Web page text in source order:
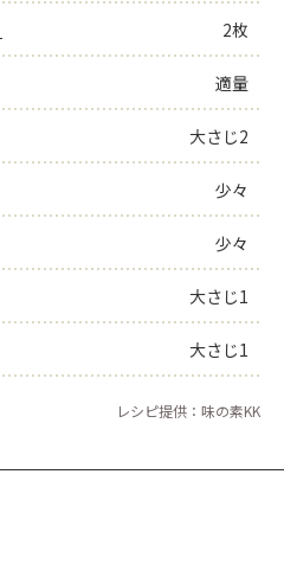
2枚
適量
大さじ2
少々
少々
大さじ1
大さじ1
レシピ提供：味の素KK